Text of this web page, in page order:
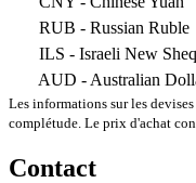
RUB - Russian Ruble
ILS - Israeli New
AUD - Australian
Les informations sur les
complétude. Le prix d'achat
Contact